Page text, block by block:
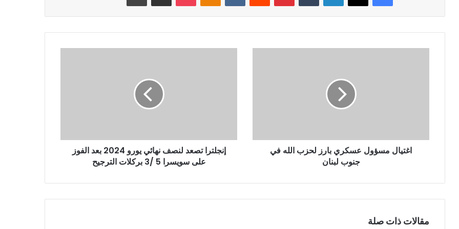
اغتيال مسؤول عسكري بارز لحزب الله في
جنوب لبنان
إنجلترا تصعد لنصف نهائي يورو 2024 بعد الفوز
على سويسرا 5 /3 بركلات الترجيح
مقالات ذات صلة